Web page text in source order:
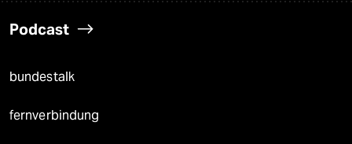
Podcast
bundestalk
fernverbindung